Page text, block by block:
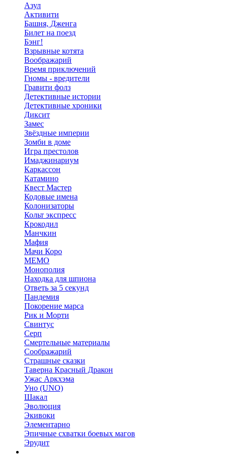
Азул
Активити
Башня, Дженга
Билет на поезд
Бэнг!
Взрывные котята
Воображарий
Время приключений
Гномы - вредители
Гравити фолз
Детективные истории
Детективные хроники
Диксит
Замес
Звёздные империи
Зомби в доме
Игра престолов
Имаджинариум
Каркассон
Катамино
Квест Мастер
Кодовые имена
Колонизаторы
Кольт экспресс
Крокодил
Манчкин
Мафия
Мачи Коро
МЕМО
Монополия
Находка для шпиона
Ответь за 5 секунд
Пандемия
Покорение марса
Рик и Морти
Свинтус
Серп
Смертельные материалы
Соображарий
Страшные сказки
Таверна Красный Дракон
Ужас Аркхэма
Уно (UNO)
Шакал
Эволюция
Экивоки
Элементарно
Эпичные схватки боевых магов
Эрудит